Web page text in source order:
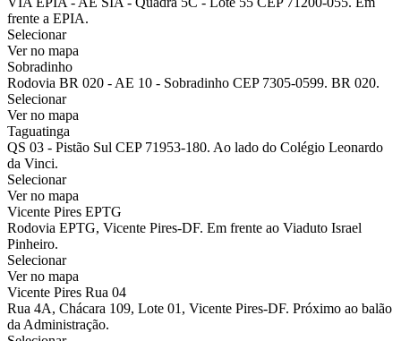
frente a EPIA.
Selecionar
Ver no mapa
Sobradinho
Rodovia BR 020 - AE 10 - Sobradinho CEP 7305-0599. BR 020.
Selecionar
Ver no mapa
Taguatinga
QS 03 - Pistão Sul CEP 71953-180. Ao lado do Colégio Leonardo
da Vinci.
Selecionar
Ver no mapa
Vicente Pires EPTG
Rodovia EPTG, Vicente Pires-DF. Em frente ao Viaduto Israel
Pinheiro.
Selecionar
Ver no mapa
Vicente Pires Rua 04
Rua 4A, Chácara 109, Lote 01, Vicente Pires-DF. Próximo ao balão
da Administração.